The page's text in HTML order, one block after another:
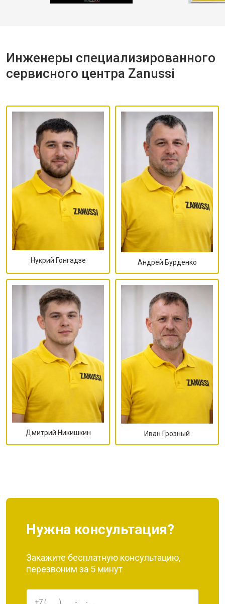
Инженеры специализированного
сервисного центра Zanussi
Нукрий Гонгадзе Андрей Бурденко
Дмитрий Никишкин Иван Грозный
Нужна консультация?
Закажите бесплатную консультацию,
перезвоним за 5 минут